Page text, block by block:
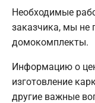
Необходимые
заказчика, мы не
домокомплекты.
Информацию о
изготовление
другие важные